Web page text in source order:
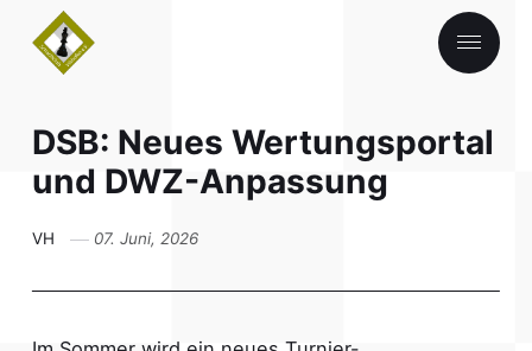
DSB: Neues Wertungsportal
und DWZ-Anpassung
VH 07. Juni, 2026
♔ Home
♛ Schachabend